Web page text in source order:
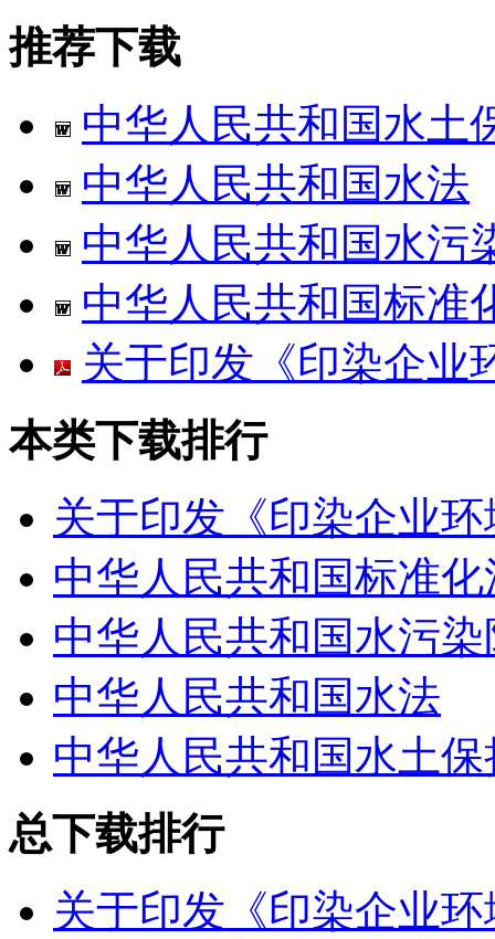
推荐下载
中华人民共和国水土
中华人民共和国水法
中华人民共和国水污
中华人民共和国标准
关于印发《印染企业
本类下载排行
关于印发《印染企业
中华人民共和国标准化
中华人民共和国水污
中华人民共和国水法
中华人民共和国水土保
总下载排行
关于印发《印染企业